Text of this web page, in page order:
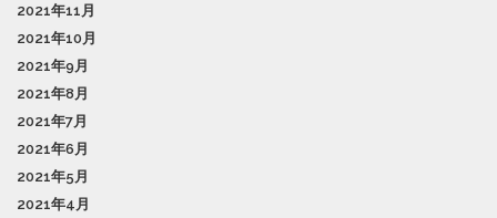
2021年11月
2021年10月
2021年9月
2021年8月
2021年7月
2021年6月
2021年5月
2021年4月